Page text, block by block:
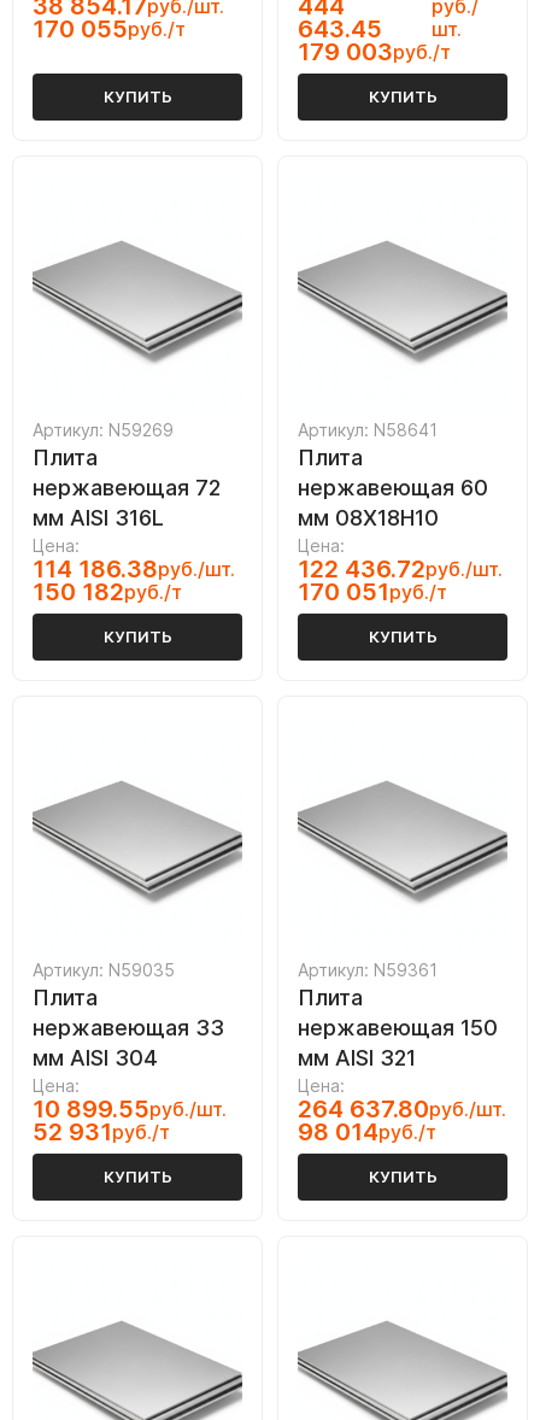
38 854.17руб./шт.
170 055руб./т
КУПИТЬ
444
643.45
руб./
шт.
179 003руб./т
КУПИТЬ
Артикул: N59269
Плита
нержавеющая 72
мм AISI 316L
Цена:
114 186.38руб./шт.
150 182руб./т
КУПИТЬ
Артикул: N58641
Плита
нержавеющая 60
мм 08Х18Н10
Цена:
122 436.72руб./шт.
170 051руб./т
КУПИТЬ
Артикул: N59035
Плита
нержавеющая 33
мм AISI 304
Цена:
10 899.55руб./шт.
52 931руб./т
КУПИТЬ
Артикул: N59361
Плита
нержавеющая 150
мм AISI 321
Цена:
264 637.80руб./шт.
98 014руб./т
КУПИТЬ